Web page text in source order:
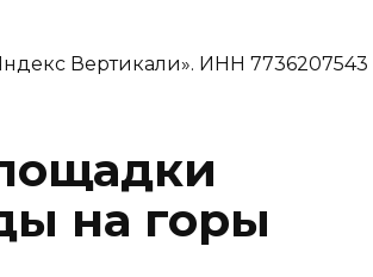
Вертикали». ИНН 7736207543
на горы